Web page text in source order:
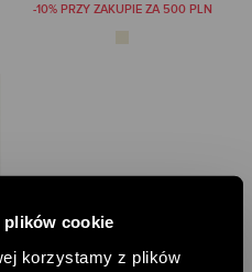
plików cookie
korzystamy z plików
-10% PRZY ZAKUPIE ZA 500 PLN